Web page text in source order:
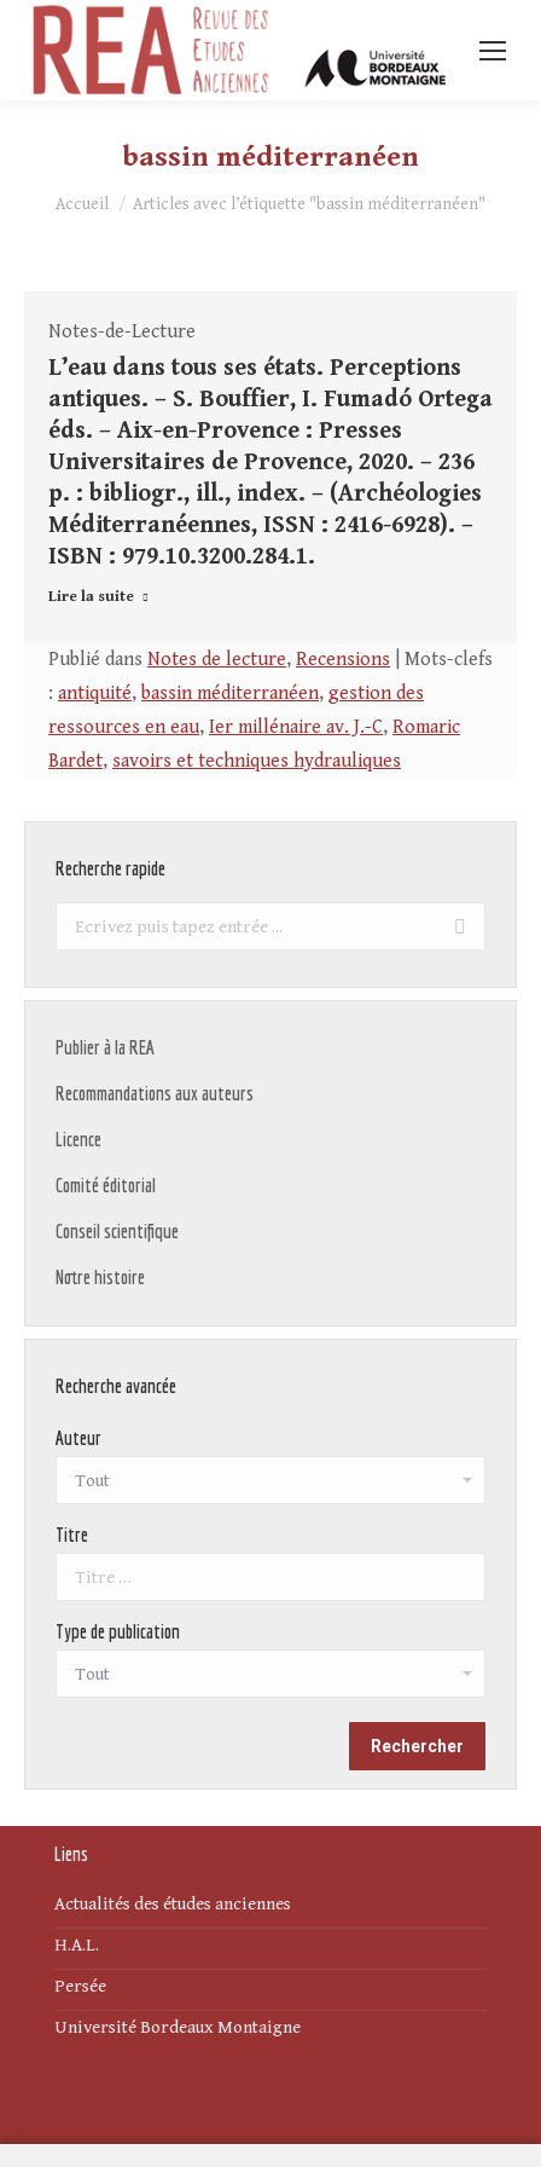
bassin méditerranéen
Vous êtes ici :
Accueil Articles avec l’étiquette "bassin méditerranéen"
Notes-de-Lecture
L’eau dans tous ses états. Perceptions
antiques. – S. Bouffier, I. Fumadó Ortega
éds. – Aix-en-Provence : Presses
Universitaires de Provence, 2020. – 236
p. : bibliogr., ill., index. – (Archéologies
Méditerranéennes, ISSN : 2416-6928). –
ISBN : 979.10.3200.284.1.
Lire la suite
Publié dans Notes de lecture, Recensions | Mots-clefs
: antiquité, bassin méditerranéen, gestion des
ressources en eau, Ier millénaire av. J.-C, Romaric
Bardet, savoirs et techniques hydrauliques
Recherche rapide
Recherche
Publier à la REA
Recommandations aux auteurs
Licence
Comité éditorial
Conseil scientifique
Notre histoire
Recherche avancée
Auteur
Titre
Type de publication
Liens
Actualités des études anciennes
H.A.L.
Persée
Université Bordeaux Montaigne